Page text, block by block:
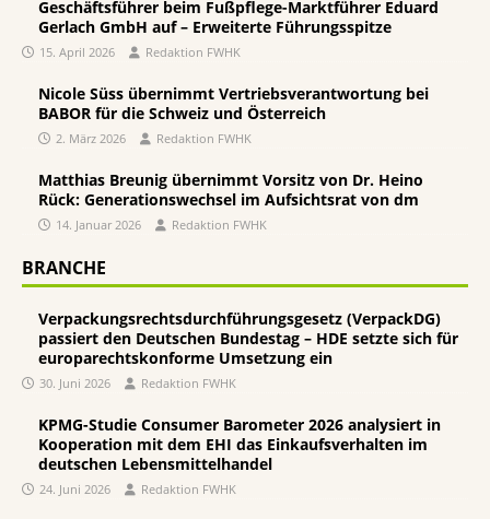
Geschäftsführer beim Fußpflege-Marktführer Eduard
Gerlach GmbH auf – Erweiterte Führungsspitze
15. April 2026 Redaktion FWHK
Nicole Süss übernimmt Vertriebsverantwortung bei
BABOR für die Schweiz und Österreich
2. März 2026 Redaktion FWHK
Matthias Breunig übernimmt Vorsitz von Dr. Heino
Rück: Generationswechsel im Aufsichtsrat von dm
14. Januar 2026 Redaktion FWHK
BRANCHE
Verpackungsrechtsdurchführungsgesetz (VerpackDG)
passiert den Deutschen Bundestag – HDE setzte sich für
europarechtskonforme Umsetzung ein
30. Juni 2026 Redaktion FWHK
KPMG-Studie Consumer Barometer 2026 analysiert in
Kooperation mit dem EHI das Einkaufsverhalten im
deutschen Lebensmittelhandel
24. Juni 2026 Redaktion FWHK